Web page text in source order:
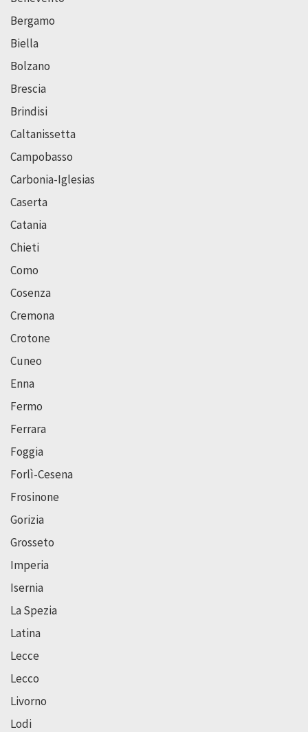
Bergamo
Biella
Bolzano
Brescia
Brindisi
Caltanissetta
Campobasso
Carbonia-Iglesias
Caserta
Catania
Chieti
Como
Cosenza
Cremona
Crotone
Cuneo
Enna
Fermo
Ferrara
Foggia
Forlì-Cesena
Frosinone
Gorizia
Grosseto
Imperia
Isernia
La Spezia
Latina
Lecce
Lecco
Livorno
Lodi